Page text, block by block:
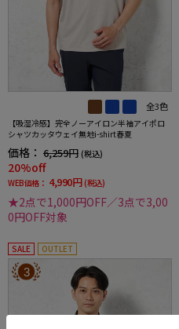
全3色
【吸湿冷感】完全ノーアイロン半袖アイポロ
シャツカッタウェイ無地i-shirt春夏
価格： 6,259円 (税込)
20%off
WEB価格： 4,990円 (税込)
★2点で1,000円OFF／3点で3,00
0円OFF対象
SALE OUTLET
3